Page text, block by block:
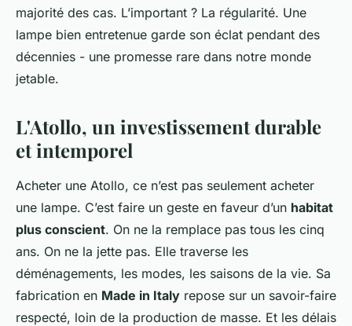
majorité des cas. L’important ? La régularité. Une
lampe bien entretenue garde son éclat pendant des
décennies - une promesse rare dans notre monde
jetable.
L'Atollo, un investissement durable
et intemporel
Acheter une Atollo, ce n’est pas seulement acheter
une lampe. C’est faire un geste en faveur d’un habitat
plus conscient. On ne la remplace pas tous les cinq
ans. On ne la jette pas. Elle traverse les
déménagements, les modes, les saisons de la vie. Sa
fabrication en Made in Italy repose sur un savoir-faire
respecté, loin de la production de masse. Et les délais